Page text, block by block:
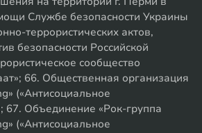
Службе безопасности Украины
террористических актов,
безопасности Российской
сообщество
66. Общественная организация
(«Антисоциальное
67. Объединение «Рок-группа
(«Антисоциальное